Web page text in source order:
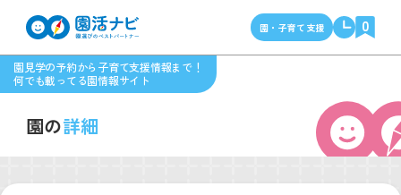
園見学の予約から子育て支援情報まで！
何でも載ってる園情報サイト
園・子育て支援 0
園の詳細